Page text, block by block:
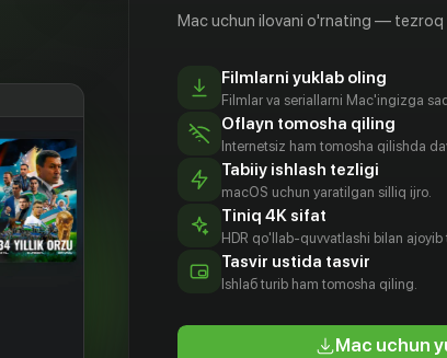
До Ан
Aktyor
Ким Джи-ён
Aktyor
Mac uchun ilovani o'rnating —
Filmlarni yuklab oling
Filmlar va seriallarni Mac'ingizga
Oflayn tomosha qiling
Internetsiz ham tomosha qilishda
Tabiiy ishlash tezligi
macOS uchun yaratilgan silliq ijro.
Tiniq 4K sifat
HDR qo'llab-quvvatlashi bilan ajoyib
Tasvir ustida tasvir
Ishlаб turib ham tomosha qiling.
Mac uchun